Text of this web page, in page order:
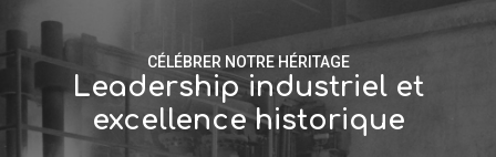
Leadership industriel et
excellence historique
CÉLÉBRER NOTRE HÉRITAGE